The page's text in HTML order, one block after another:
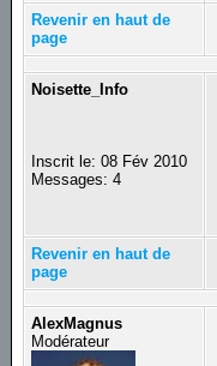
Revenir en haut de
page
Noisette_Info
Inscrit le: 08 Fév 2010
Messages: 4
Revenir en haut de
page
AlexMagnus
Modérateur